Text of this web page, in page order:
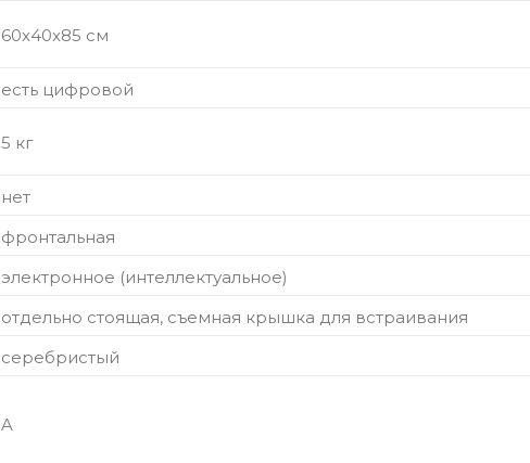
60x40x85 см
есть цифровой
5 кг
нет
фронтальная
электронное (интеллектуальное)
отдельно стоящая, съемная крышка для встраивания
серебристый
A